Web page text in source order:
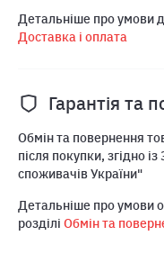
Детальніше про умови
Доставка і оплата
Гарантія та
Обмін та повернення
після покупки, згідно
споживачів України"
Детальніше про умови
розділі Обмін та